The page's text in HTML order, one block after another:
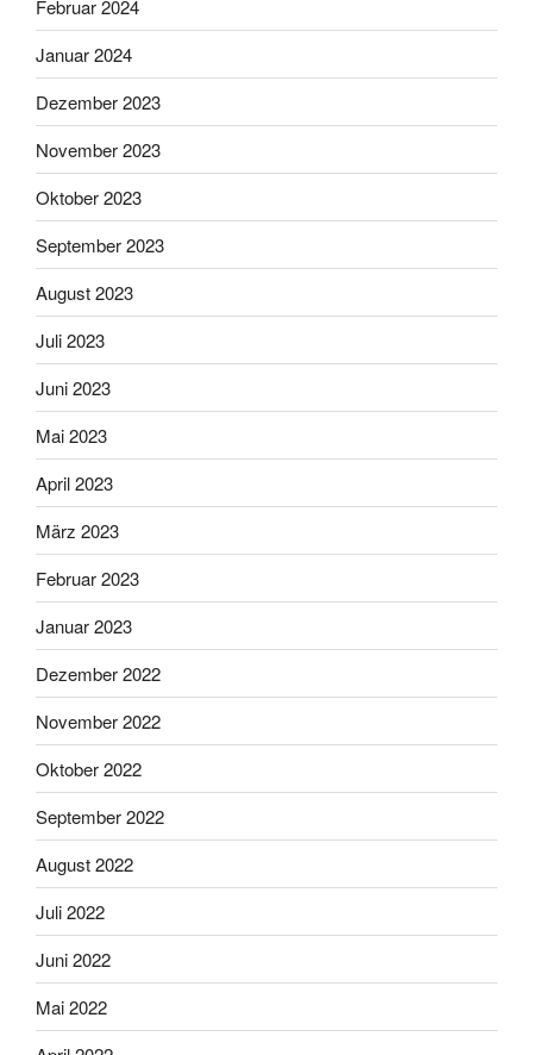
Februar 2024
Januar 2024
Dezember 2023
November 2023
Oktober 2023
September 2023
August 2023
Juli 2023
Juni 2023
Mai 2023
April 2023
März 2023
Februar 2023
Januar 2023
Dezember 2022
November 2022
Oktober 2022
September 2022
August 2022
Juli 2022
Juni 2022
Mai 2022